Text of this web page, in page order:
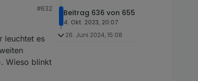
#632
leuchtet es
Wieso blinkt
Beitrag 636 von 655
4. Okt. 2023, 20:07
26. Juni 2024, 15:08